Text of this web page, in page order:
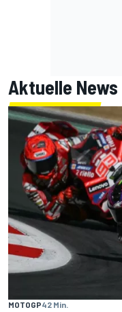
Aktuelle News
MOTOGP42 Min.